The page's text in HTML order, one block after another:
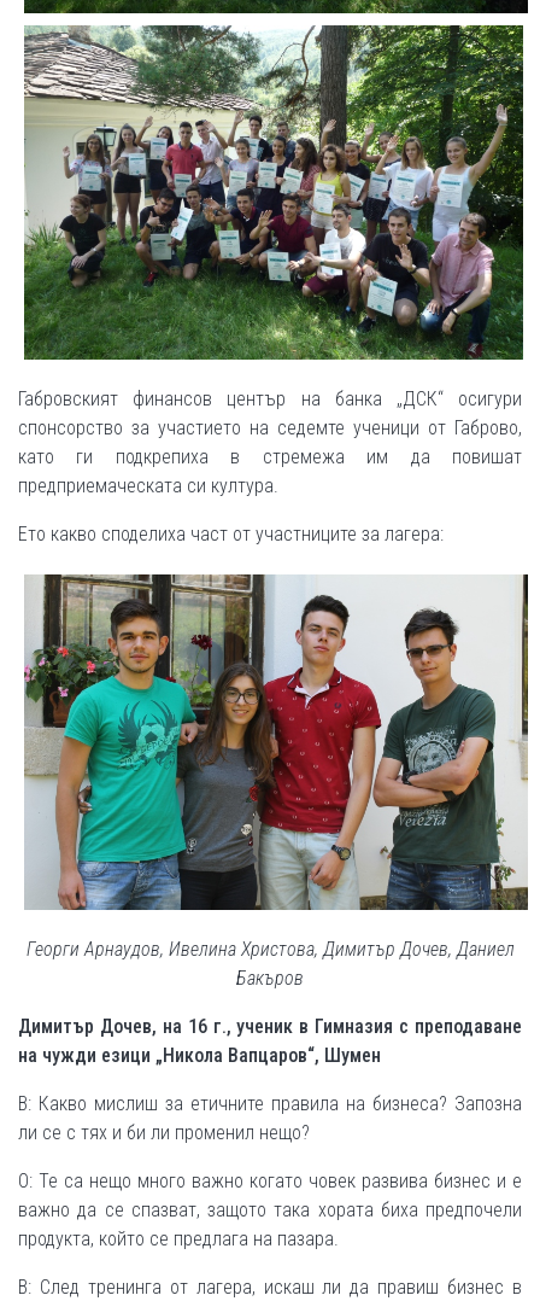
Габровският финансов център на банка „ДСК“ осигури
спонсорство за участието на седемте ученици от Габрово,
като ги подкрепиха в стремежа им да повишат
предприемаческата си култура.
Ето какво споделиха част от участниците за лагера:
Георги Арнаудов, Ивелина Христова, Димитър Дочев, Даниел
Бакъров
Димитър Дочев, на 16 г., ученик в Гимназия с преподаване
на чужди езици „Никола Вапцаров“, Шумен
В: Какво мислиш за етичните правила на бизнеса? Запозна
ли се с тях и би ли променил нещо?
О: Те са нещо много важно когато човек развива бизнес и е
важно да се спазват, защото така хората биха предпочели
продукта, който се предлага на пазара.
В: След тренинга от лагера, искаш ли да правиш бизнес в